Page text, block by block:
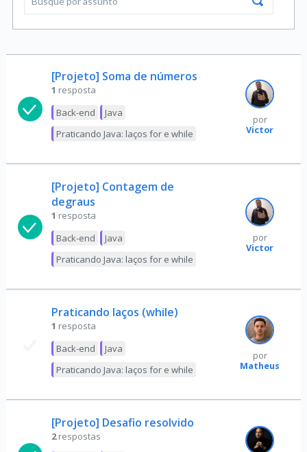
[Projeto] Soma de números
1 resposta
Back-end
Java
Praticando Java: laços for e while
por
Victor
[Projeto] Contagem de
degraus
1 resposta
Back-end
Java
Praticando Java: laços for e while
por
Victor
Praticando laços (while)
1 resposta
Back-end
Java
Praticando Java: laços for e while
por
Matheus
[Projeto] Desafio resolvido
2 respostas